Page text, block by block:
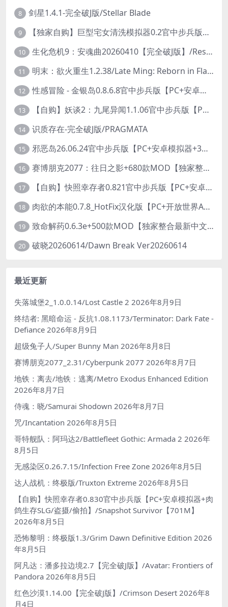
8 剑星1.4.1-完全破J版/Stellar Blade
9 【独家自购】巨型宅女清洗模拟器0.2官中步兵版【PC+安卓模拟器+3D互动SLG/开放世界/2026.6.6日新作】/巨人老婆清洗模拟器/Giant Waifu Wash Simulator【3G】
10 生化危机9：安魂曲20260410【完全破J版】/Resident Evil Requiem 9
11 明末：欲火重生1.2.38/Late Ming: Reborn in Flames
12 性感冒险 - 金银岛0.8.6.8官中步兵版【PC+安卓模拟器+3D生存冒险/开放世界/精品沙盒/扶她】/ Sensual Adventures - Treasure Island【9.3G】
13 【自购】妖谈2：九尾异闻1.1.06官中步兵版【PC+安卓模拟器+植物大战僵尸H版+塔防SLG】/Yokai Art 2- Tales of the Nine-Tails【4.13G】
14 识质存在-完全破J版/PRAGMATA
15 邪恶岛26.06.24官中步兵版【PC+安卓模拟器+3D大型生存/动作ACT/开放世界】/Wicked Island【7.53G】
16 赛博朋克2077：往日之影+680款MOD【独家整合最新中文MOD管理器+在线下载1.7万N网MOD】/Cyberpunk 2077 Ver2.31 MOD V2025.11.8
17 【自购】快照幸存者0.821官中步兵版【PC+安卓模拟器+肉鸽生存SLG/盗摄/偷拍】/Snapshot Survivor【643M】
18 肉欲的本能0.7.8_HotFix汉化版【PC+开放世界ACT/大作/UE5超高画质/扶她+超级存档】/Carnal Instinct【7.3G】
19 致命解药0.6.3e+500款MOD【独家整合最新中文MOD管理器+在线下载N网全部MOD】/The Killing Antidote Ver0.6.3e MOD Ver2026.3.12
20 破晓20260614/Dawn Break Ver20260614
最近更新
失落城堡2_1.0.0.14/Lost Castle 2 2026年8月9日
终结者: 黑暗命运 - 反抗1.08.1173/Terminator: Dark Fate -
Defiance 2026年8月9日
超级兔子人/Super Bunny Man 2026年8月8日
赛博朋克2077_2.31/Cyberpunk 2077 2026年8月7日
地铁：离去/地铁：逃离/Metro Exodus Enhanced Edition
2026年8月7日
侍魂：晓/Samurai Shodown 2026年8月7日
咒/Incantation 2026年8月5日
哥特舰队：阿玛达2/Battlefleet Gothic: Armada 2 2026年
8月5日
无感染区0.26.7.15/Infection Free Zone 2026年8月5日
达人战机：终极版/Truxton Extreme 2026年8月5日
【自购】快照幸存者0.830官中步兵版【PC+安卓模拟器+肉
鸽生存SLG/盗摄/偷拍】/Snapshot Survivor【701M】
2026年8月5日
恐怖黎明：终极版1.3/Grim Dawn Definitive Edition 2026
年8月5日
阿凡达：潘多拉边境2.7【完全破J版】/Avatar: Frontiers of
Pandora 2026年8月5日
红色沙漠1.14.00【完全破J版】/Crimson Desert 2026年8
月4日